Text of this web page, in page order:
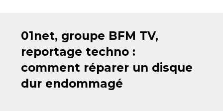
01net, groupe BFM TV,
reportage techno :
comment réparer un disque
dur endommagé